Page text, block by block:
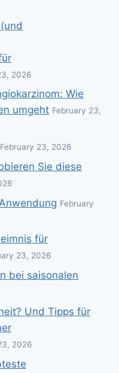
2026
Wie
umgeht February 23,
February 23, 2026
Sie diese
February
für
23, 2026
bei saisonalen
Und Tipps für
2026